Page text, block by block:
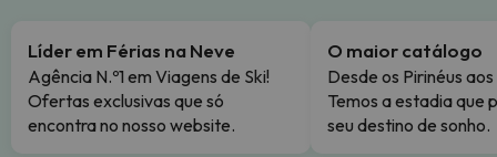
Líder em Férias na Neve
Agência N.º1 em Viagens de Ski!
Ofertas exclusivas que só
encontra no nosso website.
O maior catálogo
Desde os Pirinéus
Temos a estadia que
seu destino de sonho.